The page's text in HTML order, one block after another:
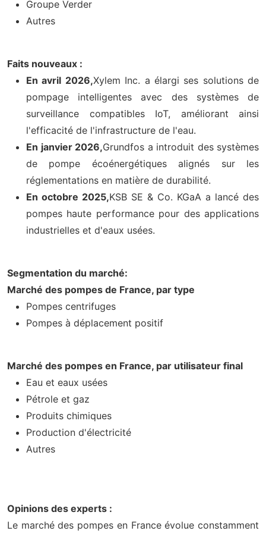
Groupe Verder
Autres
Faits nouveaux :
En avril 2026,Xylem Inc. a élargi ses solutions de
pompage intelligentes avec des systèmes de
surveillance compatibles IoT, améliorant ainsi
l'efficacité de l'infrastructure de l'eau.
En janvier 2026,Grundfos a introduit des systèmes
de pompe écoénergétiques alignés sur les
réglementations en matière de durabilité.
En octobre 2025,KSB SE & Co. KGaA a lancé des
pompes haute performance pour des applications
industrielles et d'eaux usées.
Segmentation du marché:
Marché des pompes de France, par type
Pompes centrifuges
Pompes à déplacement positif
Marché des pompes en France, par utilisateur final
Eau et eaux usées
Pétrole et gaz
Produits chimiques
Production d'électricité
Autres
Opinions des experts :
Le marché des pompes en France évolue constamment